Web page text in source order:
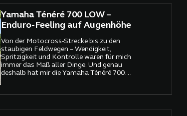
Yamaha Ténéré 700 LOW –
Enduro-Feeling auf Augenhöhe
Von der Motocross-Strecke bis zu den
staubigen Feldwegen – Wendigkeit,
Spritzigkeit und Kontrolle waren für mich
immer das Maß aller Dinge. Und genau
deshalb hat mir die Yamaha Ténéré 700
LOW ein breites Grinsen unter den Helm